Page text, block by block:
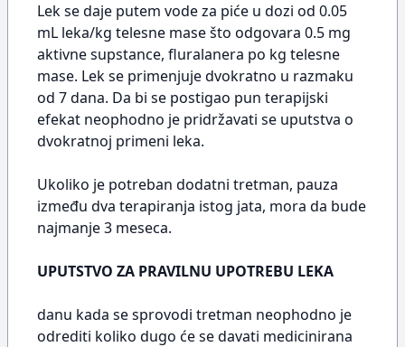
Lek se daje putem vode za piće u dozi od 0.05
mL leka/kg telesne mase što odgovara 0.5 mg
aktivne supstance, fluralanera po kg telesne
mase. Lek se primenjuje dvokratno u razmaku
od 7 dana. Da bi se postigao pun terapijski
efekat neophodno je pridržavati se uputstva o
dvokratnoj primeni leka.
Ukoliko je potreban dodatni tretman, pauza
između dva terapiranja istog jata, mora da bude
najmanje 3 meseca.
UPUTSTVO ZA PRAVILNU UPOTREBU LEKA
danu kada se sprovodi tretman neophodno je
odrediti koliko dugo će se davati medicinirana